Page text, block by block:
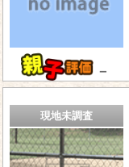
－
現地未調査